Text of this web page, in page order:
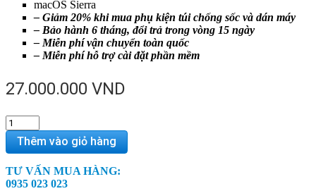
macOS Sierra
– Giảm 20% khi mua phụ kiện túi chống sốc và dán máy
– Bảo hành 6 tháng, đổi trả trong vòng 15 ngày
– Miễn phí vận chuyển toàn quốc
– Miễn phí hỗ trợ cài đặt phần mềm
27.000.000 VND
MacBook
Pro
MLW72
99%
quantity
Thêm vào giỏ hàng
TƯ VẤN MUA HÀNG:
0935 023 023